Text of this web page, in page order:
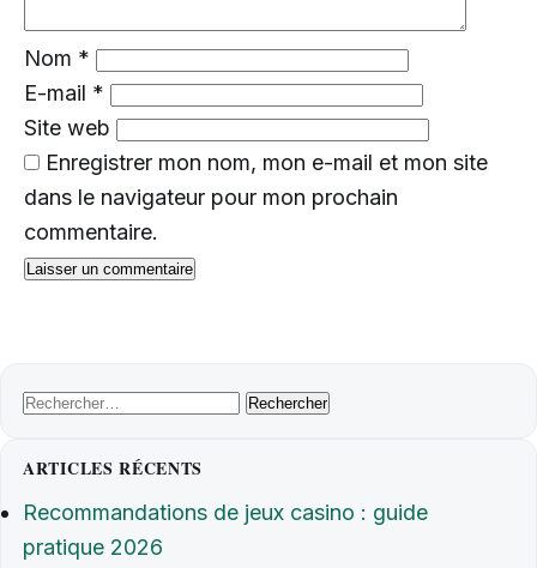
Nom *
E-mail *
Site web
Enregistrer mon nom, mon e-mail et mon site
dans le navigateur pour mon prochain
commentaire.
Rechercher :
ARTICLES RÉCENTS
Recommandations de jeux casino : guide
pratique 2026